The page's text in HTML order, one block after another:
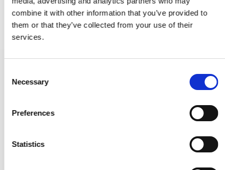
combine it with other information that you’ve provided to
them or that they’ve collected from your use of their
services.
Necessary
Preferences
Statistics
232642
218,00 SEK